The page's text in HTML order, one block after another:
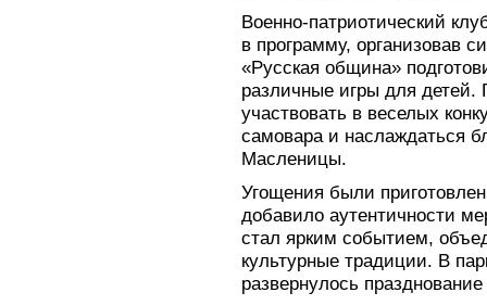
Военно-патриотический
в программу, организовав
«Русская община»
различные игры для детей.
участвовать в веселых
самовара и наслаждаться
Масленицы.
Угощения были
добавило аутентичности
стал ярким событием,
культурные традиции. В
развернулось